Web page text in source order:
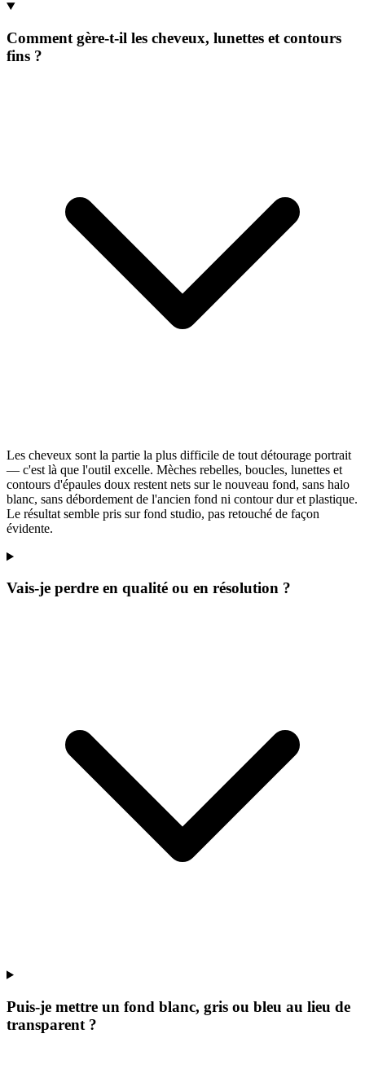
Comment gère-t-il les cheveux, lunettes et contours
fins ?
Les cheveux sont la partie la plus difficile de tout détourage portrait
— c'est là que l'outil excelle. Mèches rebelles, boucles, lunettes et
contours d'épaules doux restent nets sur le nouveau fond, sans halo
blanc, sans débordement de l'ancien fond ni contour dur et plastique.
Le résultat semble pris sur fond studio, pas retouché de façon
évidente.
Vais-je perdre en qualité ou en résolution ?
Puis-je mettre un fond blanc, gris ou bleu au lieu de
transparent ?